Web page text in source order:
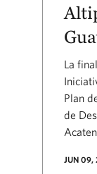
La
Plan
de
JUN 09,